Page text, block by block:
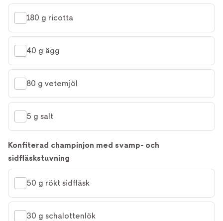
180 g ricotta
40 g ägg
80 g vetemjöl
5 g salt
Konfiterad champinjon med svamp- och
sidfläskstuvning
50 g rökt sidfläsk
30 g schalottenlök